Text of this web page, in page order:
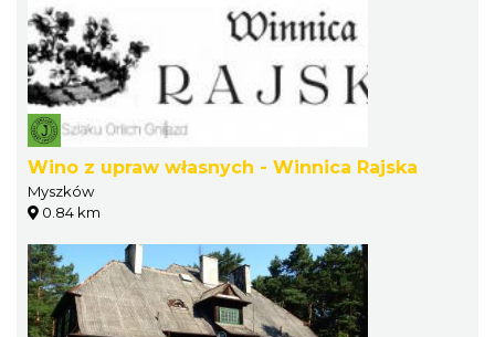
Wino z upraw własnych - Winnica Rajska
Myszków
0.84 km